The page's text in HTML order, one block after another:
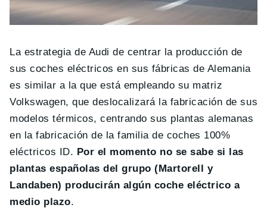
La estrategia de Audi de centrar la producción de
sus coches eléctricos en sus fábricas de Alemania
es similar a la que está empleando su matriz
Volkswagen, que deslocalizará la fabricación de sus
modelos térmicos, centrando sus plantas alemanas
en la fabricación de la familia de coches 100%
eléctricos ID. Por el momento no se sabe si las
plantas españolas del grupo (Martorell y
Landaben) producirán algún coche eléctrico a
medio plazo.